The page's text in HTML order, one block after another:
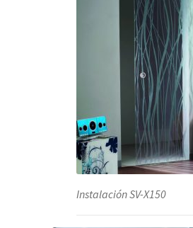
Instalación SV-X150